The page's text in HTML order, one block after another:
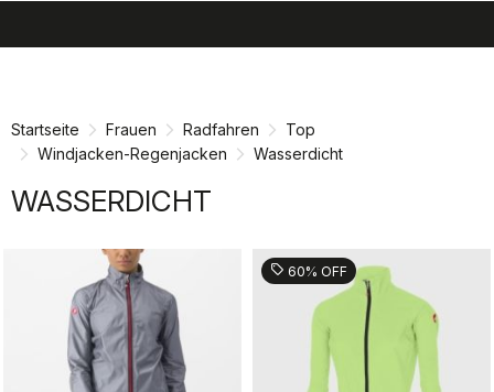
Startseite Frauen Radfahren
Top
Windjacken-Regenjacken
Wasserdicht
WASSERDICHT
sell 60% OFF